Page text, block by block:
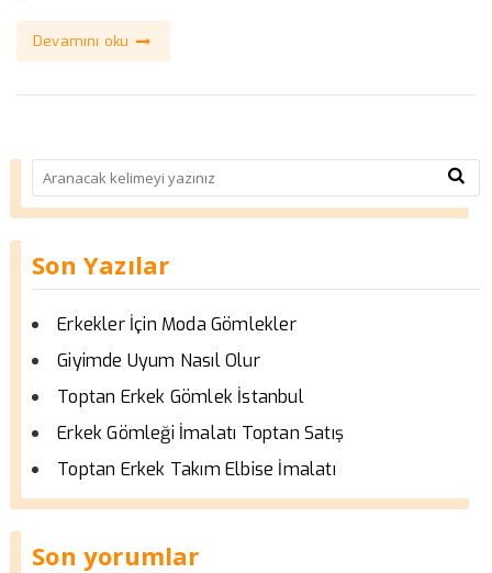
Devamını oku
Son Yazılar
Erkekler İçin Moda Gömlekler
Giyimde Uyum Nasıl Olur
Toptan Erkek Gömlek İstanbul
Erkek Gömleği İmalatı Toptan Satış
Toptan Erkek Takım Elbise İmalatı
Son yorumlar